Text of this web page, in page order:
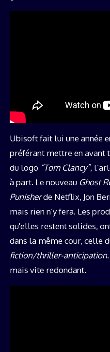
Ubisoft fait lui une année
préférant mettre en avant
du logo “Tom Clancy”,
à part. Le nouveau Ghost
Punisherde Netflix, Jon
mais rien n’y fera. Les
qu'elles restent solides,
dans la même cour, celle
fiction/thriller-anticipation
mais vite redondant.